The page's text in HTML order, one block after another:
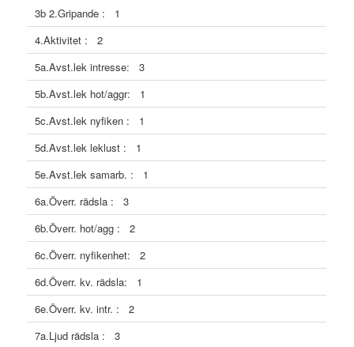
3b 2.Gripande : 1
4.Aktivitet : 2
5a.Avst.lek intresse: 3
5b.Avst.lek hot/aggr: 1
5c.Avst.lek nyfiken : 1
5d.Avst.lek leklust : 1
5e.Avst.lek samarb. : 1
6a.Överr. rädsla : 3
6b.Överr. hot/agg : 2
6c.Överr. nyfikenhet: 2
6d.Överr. kv. rädsla: 1
6e.Överr. kv. intr. : 2
7a.Ljud rädsla : 3